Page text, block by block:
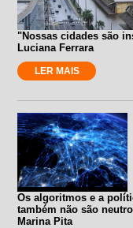
"Nossas cidades são
Luciana Ferrara
LER MAIS
Os algoritmos e a
também não são
Marina Pita